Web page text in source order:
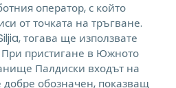
оператор, с който
от точката на тръгване.
тогава ще използвате
пристигане в Южното
Палдиски входът на
добре обозначен, показващ